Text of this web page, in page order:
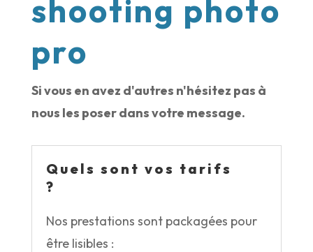
shooting photo
pro
Si vous en avez d'autres n'hésitez pas à
nous les poser dans votre message.
Quels sont vos tarifs
?
Nos prestations sont packagées pour
être lisibles :